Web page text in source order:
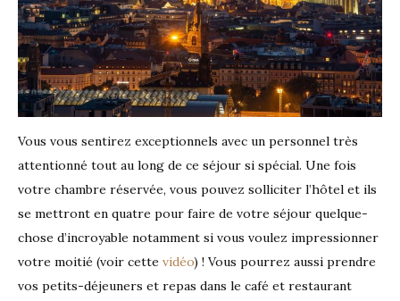
Vous vous sentirez exceptionnels avec un personnel très
attentionné tout au long de ce séjour si spécial. Une fois
votre chambre réservée, vous pouvez solliciter l’hôtel et ils
se mettront en quatre pour faire de votre séjour quelque-
chose d’incroyable notamment si vous voulez impressionner
votre moitié (voir cette vidéo) ! Vous pourrez aussi prendre
vos petits-déjeuners et repas dans le café et restaurant